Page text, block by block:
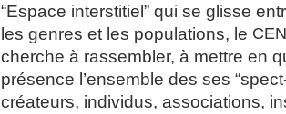
“Espace interstitiel” qui se glisse
les genres et les populations, le
cherche à rassembler, à mettre en
présence l’ensemble des ses
créateurs, individus, associations,